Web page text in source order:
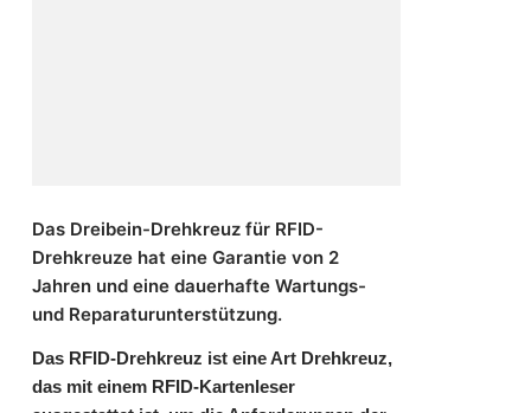
Das Dreibein-Drehkreuz für RFID-
Drehkreuze hat eine Garantie von 2
Jahren und eine dauerhafte Wartungs-
und Reparaturunterstützung.
Das RFID-Drehkreuz ist eine Art Drehkreuz,
das mit einem RFID-Kartenleser